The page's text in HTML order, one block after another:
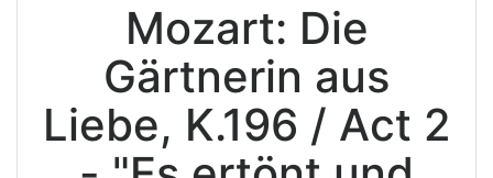
Mozart: Die
Gärtnerin aus
Liebe, K.196 / Act 2